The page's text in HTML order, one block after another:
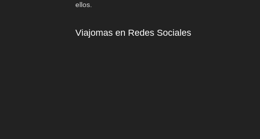
ellos.
Viajomas en Redes Sociales